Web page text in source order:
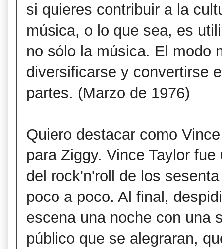
si quieres contribuir a la
música, o lo que sea, es
no sólo la música. El modo
diversificarse y convertirse
partes. (Marzo de 1976)
Quiero destacar como
para Ziggy. Vince Taylor
del rock'n'roll de los
poco a poco. Al final,
escena una noche con una
público que se alegraran,